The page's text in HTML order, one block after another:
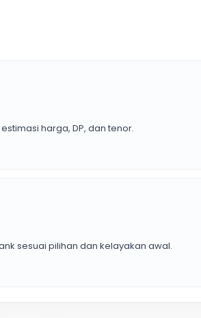
harga, DP, dan tenor.
sesuai pilihan dan kelayakan awal.